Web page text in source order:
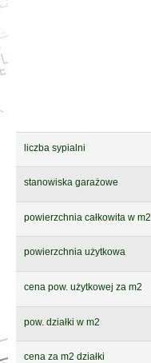
liczba sypialni
stanowiska garażowe
powierzchnia całkowita w m2
powierzchnia użytkowa
cena pow. użytkowej za m2
pow. działki w m2
cena za m2 działki